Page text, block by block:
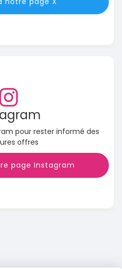
pour rester informé des
offres
page Instagram